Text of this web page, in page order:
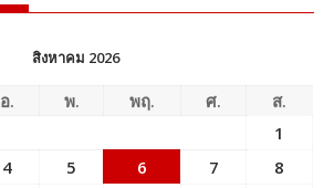
สิงหาคม 2026
อ. พ. พฤ. ศ.
ส.
1
4 5 6 7
8